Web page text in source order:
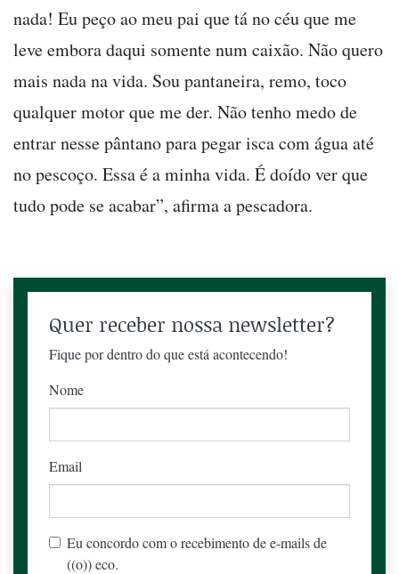
nada! Eu peço ao meu pai que tá no céu que me
leve embora daqui somente num caixão. Não quero
mais nada na vida. Sou pantaneira, remo, toco
qualquer motor que me der. Não tenho medo de
entrar nesse pântano para pegar isca com água até
no pescoço. Essa é a minha vida. É doído ver que
tudo pode se acabar”, afirma a pescadora.
Quer receber nossa newsletter?
Fique por dentro do que está acontecendo!
Nome
Email
Eu concordo com o recebimento de e-mails de
((o)) eco.